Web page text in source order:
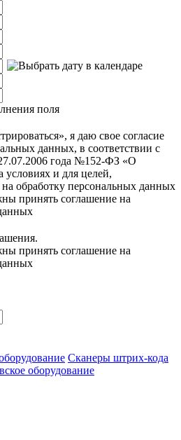
поля
я даю свое согласие
данных, в соответствии с
года №152-ФЗ «О
и для целей,
обработку персональных данных
принять соглашение на
принять соглашение на
Сканеры штрих-кода
оборудование